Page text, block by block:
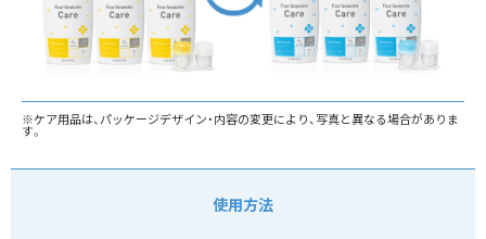
※ケア用品は、パッケージデザイン・内容の変更により、写真と異なる場合がありま
す。
使用方法